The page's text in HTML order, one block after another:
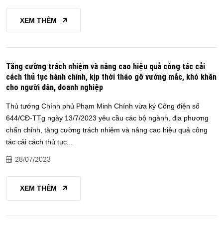
XEM THÊM
Tăng cường trách nhiệm và nâng cao hiệu quả công tác cải
cách thủ tục hành chính, kịp thời tháo gỡ vướng mắc, khó khăn
cho người dân, doanh nghiệp
Thủ tướng Chính phủ Phạm Minh Chính vừa ký Công điện số
644/CĐ-TTg ngày 13/7/2023 yêu cầu các bộ ngành, địa phương
chấn chỉnh, tăng cường trách nhiệm và nâng cao hiệu quả công
tác cải cách thủ tục...
28/07/2023
XEM THÊM